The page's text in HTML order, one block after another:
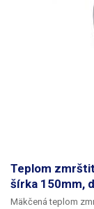
PVC Tvar:
Teplom
šírka 150mm,
Mäkčená teplom